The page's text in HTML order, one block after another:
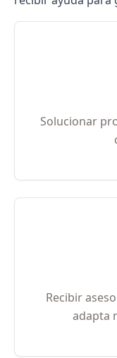
Solucionar
Recibir
adapta